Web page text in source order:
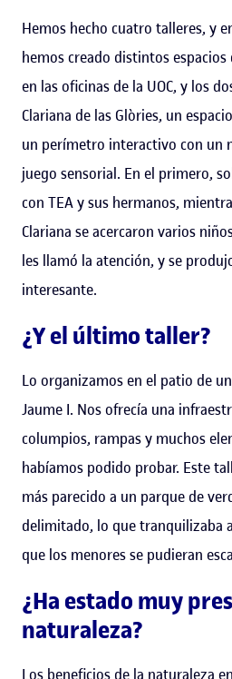
Hemos hecho cuatro talleres, y
hemos creado distintos
en las oficinas de la UOC, y los
Clariana de las Glòries, un
un perímetro interactivo con un
juego sensorial. En el primero,
con TEA y sus hermanos,
Clariana se acercaron varios
les llamó la atención, y se
interesante.
¿Y el último taller?
Lo organizamos en el patio de
Jaume I. Nos ofrecía una
columpios, rampas y muchos
habíamos podido probar. Este
más parecido a un parque de
delimitado, lo que tranquilizaba
que los menores se pudieran
¿Ha estado muy
naturaleza?
Los beneficios de la naturaleza